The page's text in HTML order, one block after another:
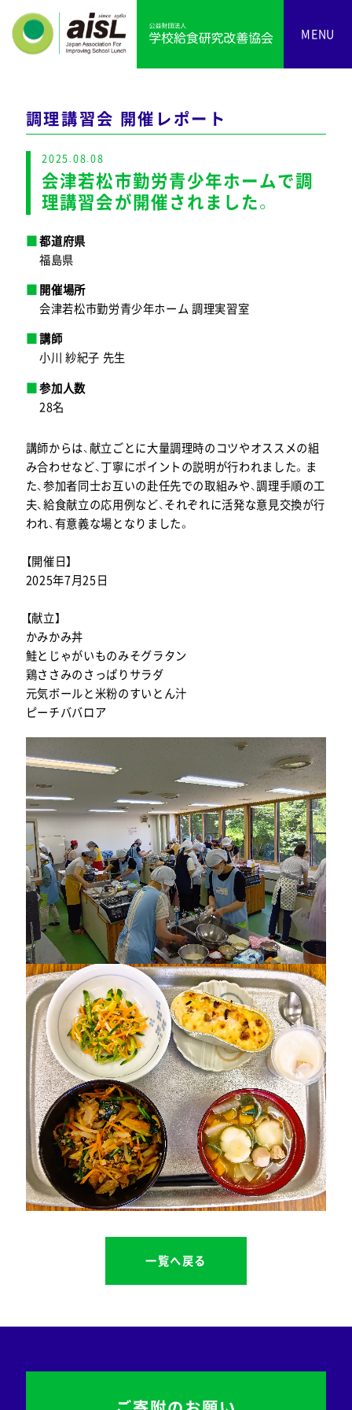
MENU
調理講習会 開催レポート
2025.08.08
会津若松市勤労青少年ホームで調
理講習会が開催されました。
都道府県
福島県
開催場所
会津若松市勤労青少年ホーム 調理実習室
講師
小川 紗紀子 先生
参加人数
28名
講師からは、献立ごとに大量調理時のコツやオススメの組
み合わせなど、丁寧にポイントの説明が行われました。ま
た、参加者同士お互いの赴任先での取組みや、調理手順の工
夫、給食献立の応用例など、それぞれに活発な意見交換が行
われ、有意義な場となりました。
【開催日】
2025年7月25日
【献立】
かみかみ丼
鮭とじゃがいものみそグラタン
鶏ささみのさっぱりサラダ
元気ボールと米粉のすいとん汁
ピーチババロア
一覧へ戻る